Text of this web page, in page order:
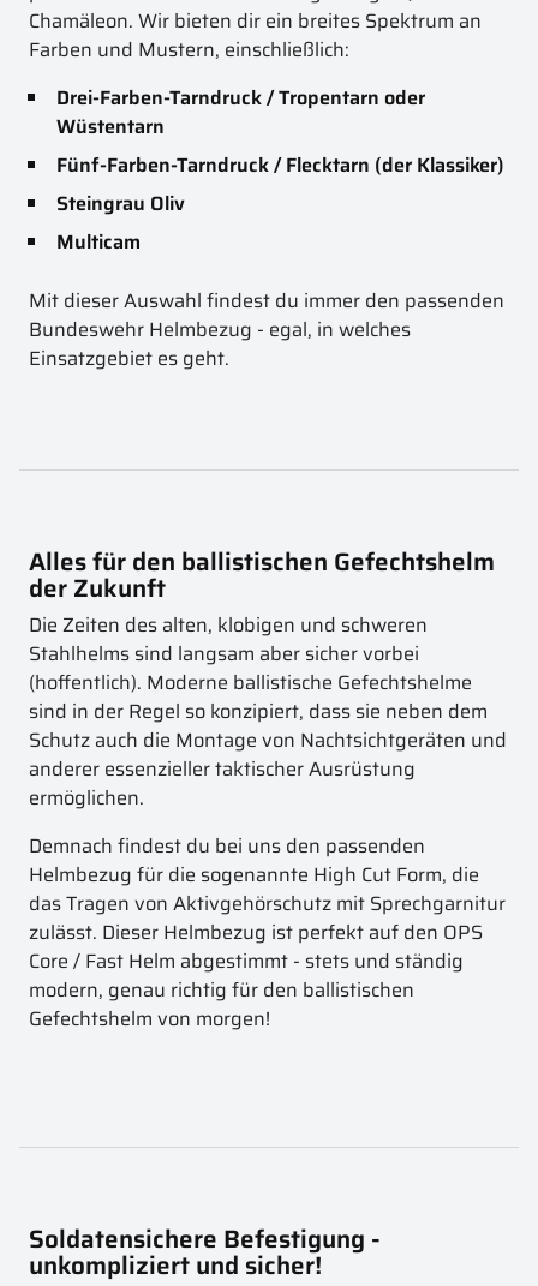
Chamäleon. Wir bieten dir ein breites Spektrum an
Farben und Mustern, einschließlich:
Drei-Farben-Tarndruck / Tropentarn oder
Wüstentarn
Fünf-Farben-Tarndruck / Flecktarn (der Klassiker)
Steingrau Oliv
Multicam
Mit dieser Auswahl findest du immer den passenden
Bundeswehr Helmbezug - egal, in welches
Einsatzgebiet es geht.
Alles für den ballistischen Gefechtshelm
der Zukunft
Die Zeiten des alten, klobigen und schweren
Stahlhelms sind langsam aber sicher vorbei
(hoffentlich). Moderne ballistische Gefechtshelme
sind in der Regel so konzipiert, dass sie neben dem
Schutz auch die Montage von Nachtsichtgeräten und
anderer essenzieller taktischer Ausrüstung
ermöglichen.
Demnach findest du bei uns den passenden
Helmbezug für die sogenannte High Cut Form, die
das Tragen von Aktivgehörschutz mit Sprechgarnitur
zulässt. Dieser Helmbezug ist perfekt auf den OPS
Core / Fast Helm abgestimmt - stets und ständig
modern, genau richtig für den ballistischen
Gefechtshelm von morgen!
Soldatensichere Befestigung -
unkompliziert und sicher!